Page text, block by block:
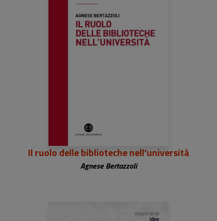
Il ruolo delle biblioteche nell’università
Agnese Bertazzoli